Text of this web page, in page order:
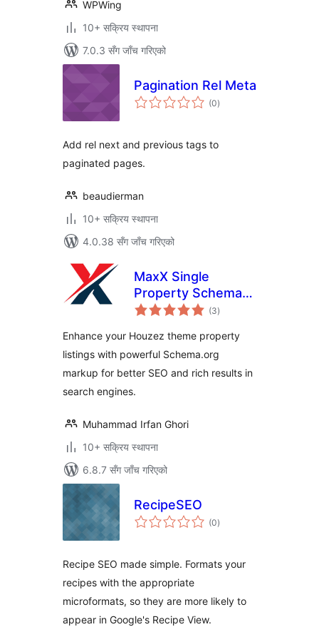
WPWing
10+ सक्रिय स्थापना
7.0.3 सँग जाँच गरिएको
Pagination Rel Meta
(0कुल
रेटिङ्गहरू
)
Add rel next and previous tags to
paginated pages.
beaudierman
10+ सक्रिय स्थापना
4.0.38 सँग जाँच गरिएको
MaxX Single
Property Schema
For Houzez Theme
(3कुल
रेटिङ्गहरू
)
Enhance your Houzez theme property
listings with powerful Schema.org
markup for better SEO and rich results in
search engines.
Muhammad Irfan Ghori
10+ सक्रिय स्थापना
6.8.7 सँग जाँच गरिएको
RecipeSEO
(0कुल
रेटिङ्गहरू
)
Recipe SEO made simple. Formats your
recipes with the appropriate
microformats, so they are more likely to
appear in Google's Recipe View.